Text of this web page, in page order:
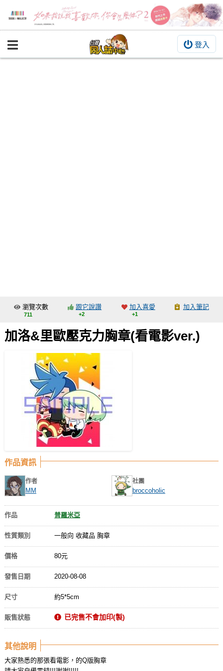
登入
BOOKY書集倉庫
交流中心
攤位轉讓區
會員中心
註冊會員
登入
瀏覽次數
711
跟它說讚
+2
加入喜愛
+1
加入筆記
加洛&里歐壓克力胸章(看電影ver.)
作品資訊
作者
MM
社團
broccoholic
作品 普羅米亞
性質類別 一般向 收藏品 胸章
價格 80元
發售日期 2020-08-08
尺寸 約5*5cm
販售狀態 已完售不會加印(製)
其他說明
大家熟悉的那張看電影，的Q版胸章